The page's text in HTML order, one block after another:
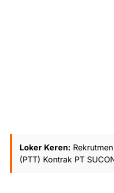
Loker Keren:
(PTT) Kontrak PT